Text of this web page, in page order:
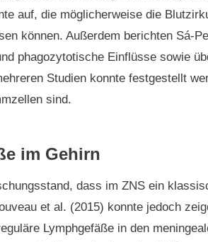
auf, die möglicherweise die
können. Außerdem berichten Sá-
phagozytotische Einflüsse sowie
Studien konnte festgestellt
sind.
im Gehirn
dass im ZNS ein
et al. (2015) konnte jedoch
Lymphgefäße in den